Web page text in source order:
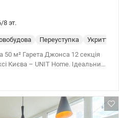
8 эт.
Переуступка
Укриття
50 м² Гарета Джонса 12 секція
Києва – UNIT Home. Ідеальний
продумане планування: окрема
форма квартири –